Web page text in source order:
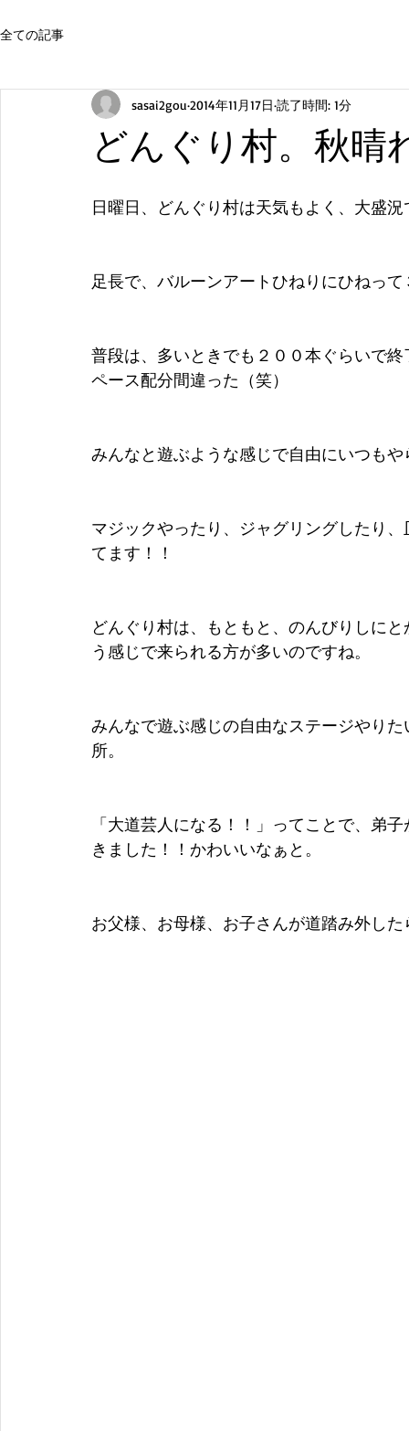
全ての記事
どんぐり村。秋晴
sasai2gou 2014年11月17日 読了時間: 1分
日曜日、どんぐり村は天気もよく、大盛
足長で、バルーンアートひねりにひねっ
普段は、多いときでも２００本ぐらいで
ペース配分間違った（笑）
みんなと遊ぶような感じで自由にいつも
マジックやったり、ジャグリングしたり
てます！！
どんぐり村は、もともと、のんびりしに
う感じで来られる方が多いのですね。
みんなで遊ぶ感じの自由なステージやり
所。
「大道芸人になる！！」ってことで、弟
きました！！かわいいなぁと。
お父様、お母様、お子さんが道踏み外し